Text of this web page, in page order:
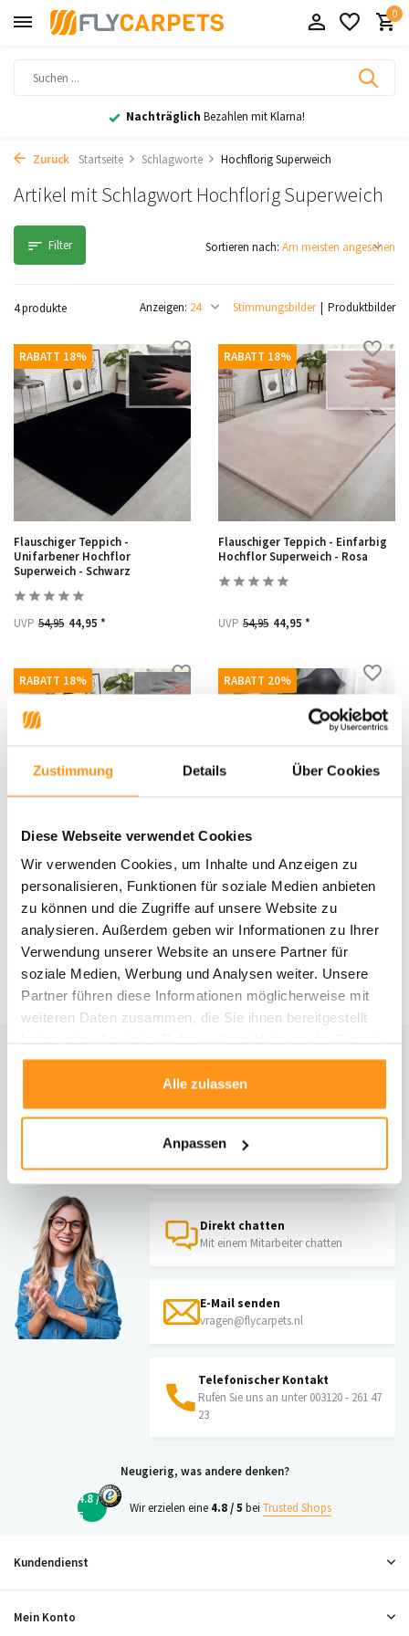
Zustimmung Details Über Cookies
Diese Webseite verwendet Cookies
Wir verwenden Cookies, um Inhalte und Anzeigen zu
personalisieren, Funktionen für soziale Medien anbieten
zu können und die Zugriffe auf unsere Website zu
analysieren. Außerdem geben wir Informationen zu Ihrer
Verwendung unserer Website an unsere Partner für
soziale Medien, Werbung und Analysen weiter. Unsere
Partner führen diese Informationen möglicherweise mit
weiteren Daten zusammen, die Sie ihnen bereitgestellt
gesammelt haben.
Alle zulassen
Anpassen
0
Nachträglich Bezahlen mit Klarna!
Zurück Startseite Schlagworte Hochflorig Superweich
Artikel mit Schlagwort Hochflorig Superweich
Filter
4 produkte Stimmungsbilder Produktbilder
Anzeigen:
Sortieren nach:
RABATT 18%
Flauschiger Teppich -
Unifarbener Hochflor
Superweich - Schwarz
UVP 54,95 44,95 *
RABATT 18%
Flauschiger Teppich - Einfarbig
Hochflor Superweich - Rosa
UVP 54,95 44,95 *
RABATT 18%
Flauschiger Teppich - Einfarbig
Hochflor Superweich -
HellGrau/Silber
UVP 54,95 44,95 *
RABATT 20%
Flauschiger Teppich -
Unifarbener Hochflor
Superweich - Schwarz
UVP 99,95 79,95 *
Brauchst du Hilfe?
Rücksendung
Informationen zur Rücksendung
Direkt chatten
Mit einem Mitarbeiter chatten
E-Mail senden
vragen@flycarpets.nl
Telefonischer Kontakt
Rufen Sie uns an unter 003120 - 261 47
23
Neugierig, was andere denken?
4.8 /
5
Wir erzielen eine 4.8 / 5 bei Trusted Shops
Kundendienst
Mein Konto